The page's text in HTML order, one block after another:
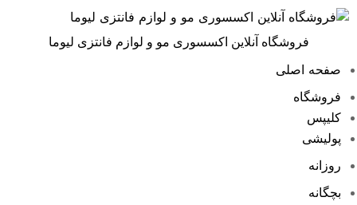
فروشگاه آنلاین اکسسوری مو و لوازم فانتزی لیوما
صفحه اصلی
فروشگاه
کلیپس
پولیشی
روزانه
بچگانه